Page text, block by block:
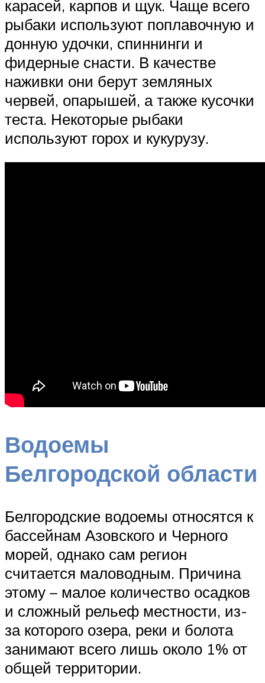
карасей, карпов и щук. Чаще всего
рыбаки используют поплавочную и
донную удочки, спиннинги и
фидерные снасти. В качестве
наживки они берут земляных
червей, опарышей, а также кусочки
теста. Некоторые рыбаки
используют горох и кукурузу.
Водоемы
Белгородской области
Белгородские водоемы относятся к
бассейнам Азовского и Черного
морей, однако сам регион
считается маловодным. Причина
этому – малое количество осадков
и сложный рельеф местности, из-
за которого озера, реки и болота
занимают всего лишь около 1% от
общей территории.